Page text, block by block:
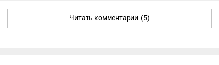
Читать комментарии (5)